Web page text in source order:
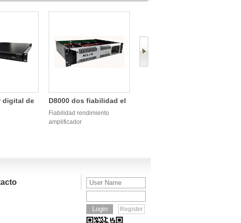
digital de
D8000 dos fiabilidad el
amplificador
Fiabilidad rendimiento
amplificador
Register